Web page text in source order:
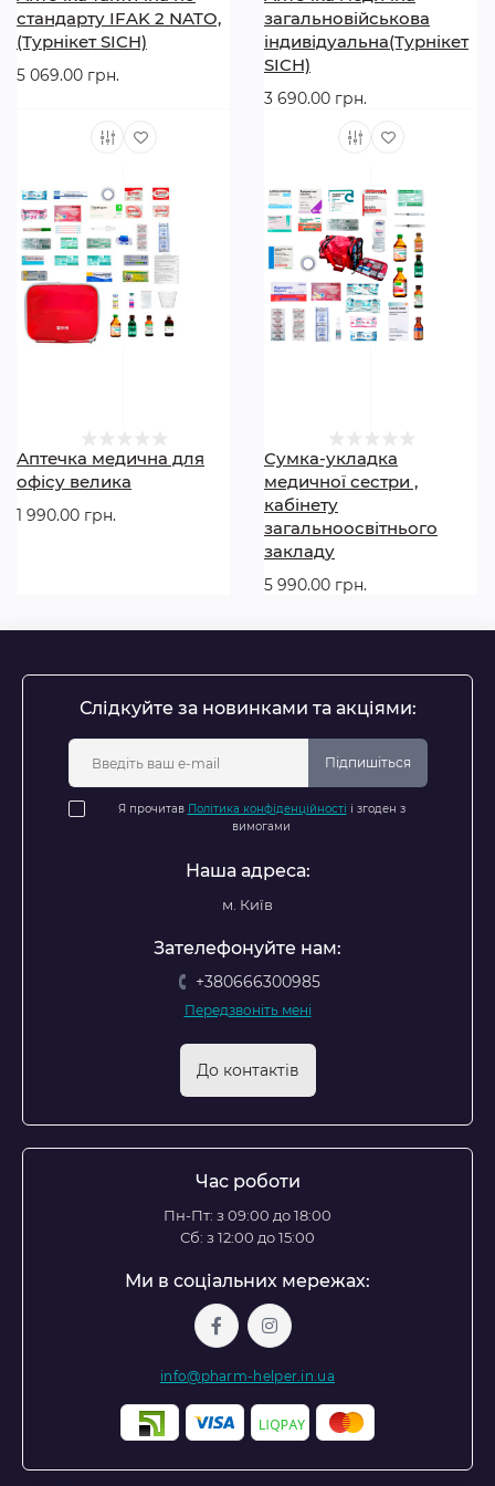
екстрені ситуації до прибуття медиків.
Набір невідкладної допомоги «SICH» — це
продумане рішення для тих, хто цінує безпеку,
відповідальність за життя людей.
стандарту IFAK 2 NATO,
(Турнікет SICH)
5 069.00 грн.
загальновійськова
індивідуальна(Турнікет
SICH)
3 690.00 грн.
Аптечка медична для
офісу велика
1 990.00 грн.
Сумка-укладка
медичної сестри ,
кабінету
загальноосвітнього
закладу
5 990.00 грн.
Слідкуйте за новинками та акціями:
Підпишіться
Я прочитав Політика конфіденційності і згоден з
вимогами
Наша адреса:
м. Київ
Зателефонуйте нам:
+380666300985
Передзвоніть мені
До контактів
Час роботи
Пн-Пт: з 09:00 до 18:00
Сб: з 12:00 до 15:00
Ми в соціальних мережах:
info@pharm-helper.in.ua